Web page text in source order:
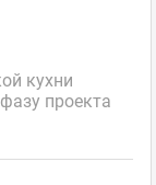
кухни
проекта